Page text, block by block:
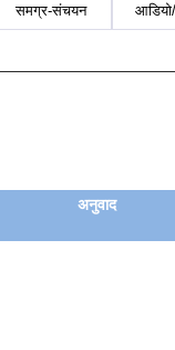
समग्र-संचयन आडियो/
अनुवाद